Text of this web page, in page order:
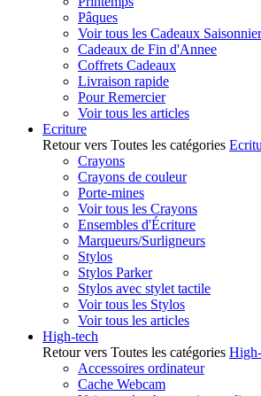
Pâques
Voir tous les Cadeaux
Cadeaux de Fin d'Annee
Coffrets Cadeaux
Livraison rapide
Pour Remercier
Voir tous les articles
Ecriture
Retour vers Toutes les catégories
Crayons
Crayons de couleur
Porte-mines
Voir tous les Crayons
Ensembles d'Écriture
Marqueurs/Surligneurs
Stylos
Stylos Parker
Stylos avec stylet tactile
Voir tous les Stylos
Voir tous les articles
High-tech
Retour vers Toutes les catégories
Accessoires ordinateur
Cache Webcam